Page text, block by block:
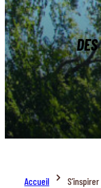
Accueil S’inspirer